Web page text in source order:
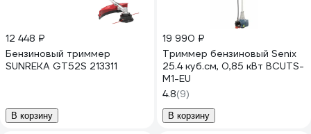
12 448 ₽
Бензиновый триммер
SUNREKA GT52S 213311
В корзину
19 990 ₽
Триммер бензиновый Senix
25.4 куб.см, 0,85 кВт BCUTS-
M1-EU
4.8(9)
В корзину